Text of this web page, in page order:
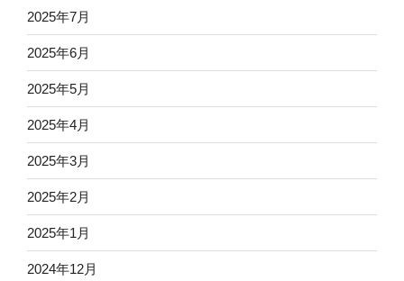
2025年7月
2025年6月
2025年5月
2025年4月
2025年3月
2025年2月
2025年1月
2024年12月